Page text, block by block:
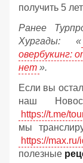
получить 5
Ранее
Хургады: «
овербукинг:
нет ».
Если вы
наш
https://t.me/
мы
https://
полезные